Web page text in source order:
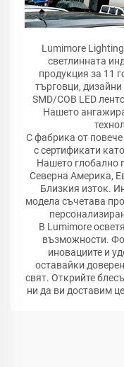
Lumimore
светлинната
продукция за 11
търговци,
SMD/COB LED
Нашето
С фабрика от
с сертификати
Нашето глобално
Северна Америка,
Близкия изток.
модела съчетава
В Lumimore
възможности.
иновациите и
оставайки
свят. Открийте
ни да ви доставим